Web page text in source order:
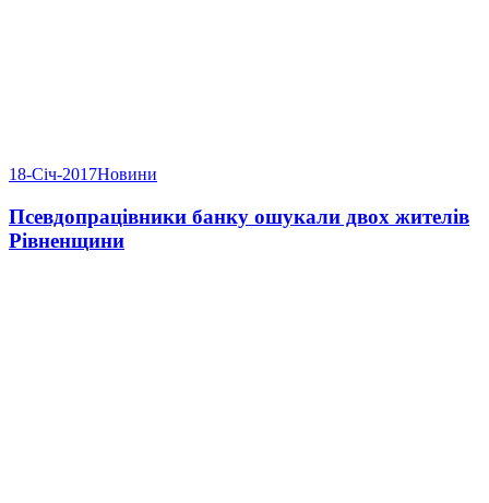
18-Січ-2017Новини
Псевдопрацівники банку ошукали двох жителів
Рівненщини